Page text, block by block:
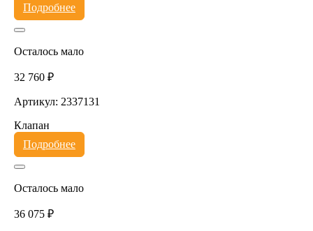
Подробнее
Осталось мало
32 760 ₽
Артикул: 2337131
Клапан
Подробнее
Осталось мало
36 075 ₽